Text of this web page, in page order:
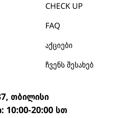
CHECK UP
FAQ
აქციები
ჩვენს შესახებ
თბილისი
10:00-20:00 სთ